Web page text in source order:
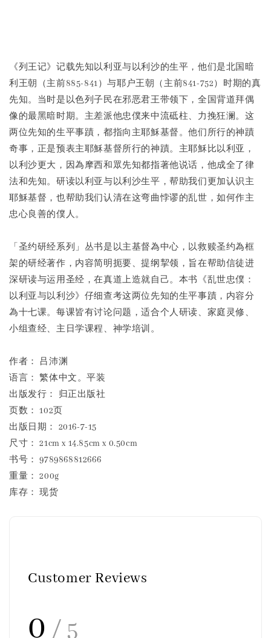
《列王记》记载先知以利亚与以利沙的生平，他们是北国暗
利王朝（主前885-841）与耶户王朝（主前841-752）时期的真
先知。当时是以色列子民在邪恶君王带领下，全国背道拜偶
像的最黑暗时期。主差派他忠僕来中流砥柱、力挽狂澜。这
两位先知的生平事蹟，都指向主耶穌基督。他们所行的神蹟
奇事，正是预表主耶穌基督所行的神蹟。主耶穌比以利亚，
以利沙更大，因為摩西和眾先知都指著他说话，他成全了律
法和先知。研读以利亚与以利沙生平，帮助我们更加认识主
耶穌基督，也帮助我们认清在这弯曲悖谬的乱世，如何作主
忠心良善的僕人。
「圣约研经系列」丛书是以主基督為中心，以救赎圣约為框
架的研经著作，内容简明扼要、提纲挈领，旨在帮助信徒进
深研读与运用圣经，在真道上造就自己。本书《乱世忠僕：
以利亚与以利沙》仔细查考这两位先知的生平事蹟，内容分
為十七课。每课皆有讨论问题，适合个人研读、家庭灵修、
小组查经、主日学课程、神学培训。
作者： 吕沛渊
语言： 繁体中文。平装
出版发行： 归正出版社
页数： 102页
出版日期： 2016-7-15
尺寸： 21cm x 14.85cm x 0.50cm
书号： 9789868812666
重量： 200g
库存： 现货
Customer Reviews
0 / 5